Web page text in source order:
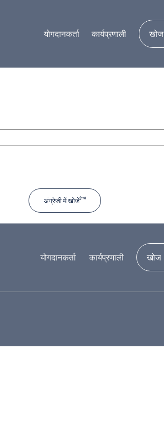
योगदानकर्ता कार्यप्रणाली खोज
अंग्रेजी में खोजें
योगदानकर्ता कार्यप्रणाली खोज